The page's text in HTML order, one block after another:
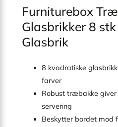
Furniturebox
Glasbrikker 8
Glasbrik
8 kvadratiske
farver
Robust træbakke giver
servering
Beskytter bordet mod